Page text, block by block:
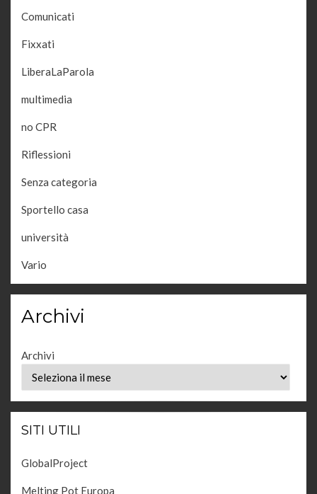
Comunicati
Fixxati
LiberaLaParola
multimedia
no CPR
Riflessioni
Senza categoria
Sportello casa
università
Vario
Archivi
Archivi
SITI UTILI
GlobalProject
Melting Pot Europa